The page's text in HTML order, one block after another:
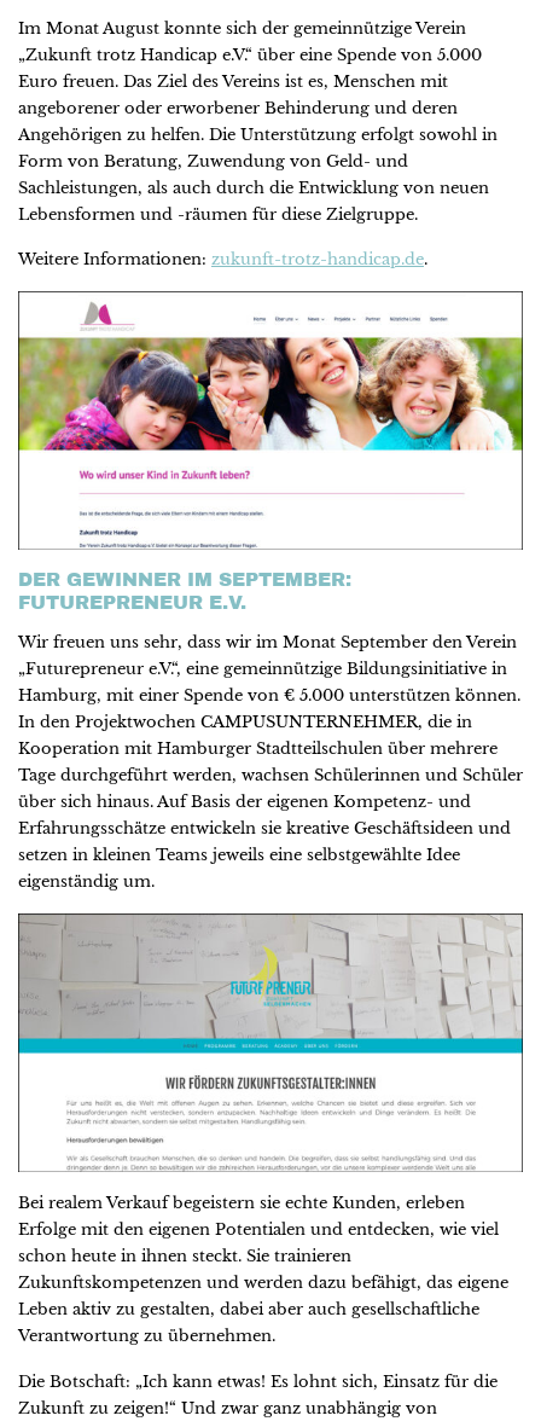
Im Monat August konnte sich der gemeinnützige Verein
„Zukunft trotz Handicap e.V.“ über eine Spende von 5.000
Euro freuen. Das Ziel des Vereins ist es, Menschen mit
angeborener oder erworbener Behinderung und deren
Angehörigen zu helfen. Die Unterstützung erfolgt sowohl in
Form von Beratung, Zuwendung von Geld- und
Sachleistungen, als auch durch die Entwicklung von neuen
Lebensformen und -räumen für diese Zielgruppe.
Weitere Informationen: zukunft-trotz-handicap.de.
DER GEWINNER IM SEPTEMBER:
FUTUREPRENEUR E.V.
Wir freuen uns sehr, dass wir im Monat September den Verein
„Futurepreneur e.V.“, eine gemeinnützige Bildungsinitiative in
Hamburg, mit einer Spende von € 5.000 unterstützen können.
In den Projektwochen CAMPUSUNTERNEHMER, die in
Kooperation mit Hamburger Stadtteilschulen über mehrere
Tage durchgeführt werden, wachsen Schülerinnen und Schüler
über sich hinaus. Auf Basis der eigenen Kompetenz- und
Erfahrungsschätze entwickeln sie kreative Geschäftsideen und
setzen in kleinen Teams jeweils eine selbstgewählte Idee
eigenständig um.
Bei realem Verkauf begeistern sie echte Kunden, erleben
Erfolge mit den eigenen Potentialen und entdecken, wie viel
schon heute in ihnen steckt. Sie trainieren
Zukunftskompetenzen und werden dazu befähigt, das eigene
Leben aktiv zu gestalten, dabei aber auch gesellschaftliche
Verantwortung zu übernehmen.
Die Botschaft: „Ich kann etwas! Es lohnt sich, Einsatz für die
Zukunft zu zeigen!“ Und zwar ganz unabhängig von